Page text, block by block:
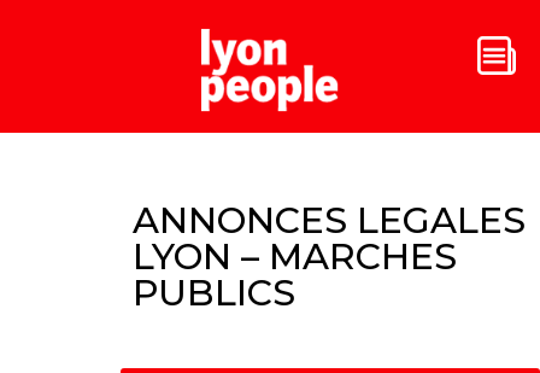
ANNONCES LEGALES
LYON – MARCHES
PUBLICS